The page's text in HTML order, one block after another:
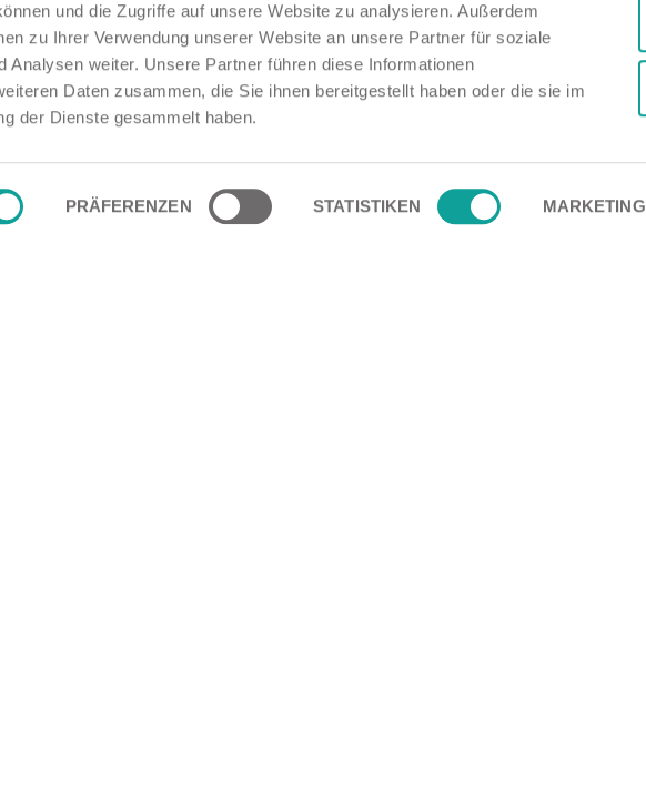
und die Zugriffe auf unsere Website zu analysieren. Außerdem
zu Ihrer Verwendung unserer Website an unsere Partner für soziale
Analysen weiter. Unsere Partner führen diese Informationen
Daten zusammen, die Sie ihnen bereitgestellt haben oder die sie im
der Dienste gesammelt haben.
PRÄFERENZEN STATISTIKEN MARKETING